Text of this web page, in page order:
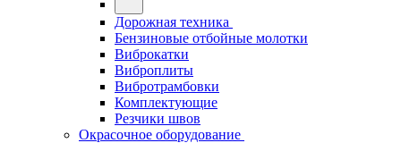
Дорожная техника
Бензиновые отбойные молотки
Виброкатки
Виброплиты
Вибротрамбовки
Комплектующие
Резчики швов
Окрасочное оборудование